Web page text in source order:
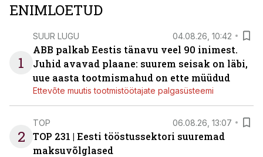
ENIMLOETUD
1
SUUR LUGU 04.08.26, 10:42
ABB palkab Eestis tänavu veel 90 inimest.
Juhid avavad plaane: suurem seisak on läbi,
uue aasta tootmismahud on ette müüdud
Ettevõte muutis tootmistöötajate palgasüsteemi
2
TOP 06.08.26, 13:07
TOP 231 | Eesti tööstussektori suuremad
maksuvõlglased